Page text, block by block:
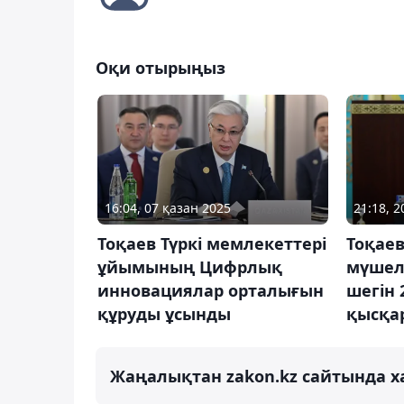
Оқи отырыңыз
16:04, 07 қазан 2025
Тоқаев Түркі мемлекеттері
ұйымының Цифрлық
инновациялар орталығын
құруды ұсынды
21:18,
шегін
Жаңалықтан zakon.kz сайтында